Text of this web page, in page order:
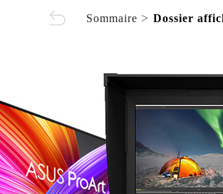
Sommaire > Dossier